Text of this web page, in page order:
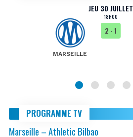
JEU 30 JUILLET
18H00
MARSEILLE
2 - 1
PROGRAMME TV
Marseille – Athletic Bilbao